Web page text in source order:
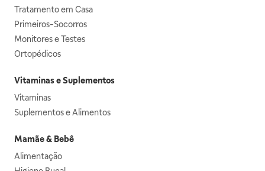
Tratamento em Casa
Primeiros-Socorros
Monitores e Testes
Ortopédicos
Vitaminas e Suplementos
Vitaminas
Suplementos e Alimentos
Mamãe & Bebê
Alimentação